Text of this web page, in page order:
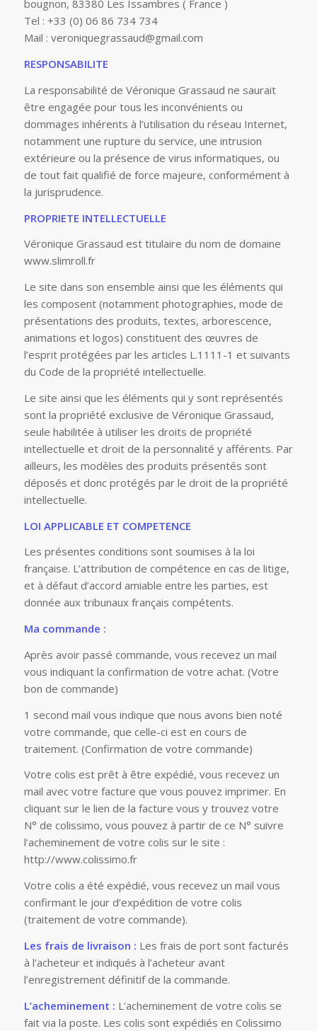
bougnon, 83380 Les Issambres ( France )
Tel : +33 (0) 06 86 734 734
Mail : veroniquegrassaud@gmail.com
RESPONSABILITE
La responsabilité de Véronique Grassaud ne saurait
être engagée pour tous les inconvénients ou
dommages inhérents à l’utilisation du réseau Internet,
notamment une rupture du service, une intrusion
extérieure ou la présence de virus informatiques, ou
de tout fait qualifié de force majeure, conformément à
la jurisprudence.
PROPRIETE INTELLECTUELLE
Véronique Grassaud est titulaire du nom de domaine
www.slimroll.fr
Le site dans son ensemble ainsi que les éléments qui
les composent (notamment photographies, mode de
présentations des produits, textes, arborescence,
animations et logos) constituent des œuvres de
l’esprit protégées par les articles L.1111-1 et suivants
du Code de la propriété intellectuelle.
Le site ainsi que les éléments qui y sont représentés
sont la propriété exclusive de Véronique Grassaud,
seule habilitée à utiliser les droits de propriété
intellectuelle et droit de la personnalité y afférents. Par
ailleurs, les modèles des produits présentés sont
déposés et donc protégés par le droit de la propriété
intellectuelle.
LOI APPLICABLE ET COMPETENCE
Les présentes conditions sont soumises à la loi
française. L’attribution de compétence en cas de litige,
et à défaut d’accord amiable entre les parties, est
donnée aux tribunaux français compétents.
Ma commande :
Après avoir passé commande, vous recevez un mail
vous indiquant la confirmation de votre achat. (Votre
bon de commande)
1 second mail vous indique que nous avons bien noté
votre commande, que celle-ci est en cours de
traitement. (Confirmation de votre commande)
Votre colis est prêt à être expédié, vous recevez un
mail avec votre facture que vous pouvez imprimer. En
cliquant sur le lien de la facture vous y trouvez votre
N° de colissimo, vous pouvez à partir de ce N° suivre
l’acheminement de votre colis sur le site :
http://www.colissimo.fr
Votre colis a été expédié, vous recevez un mail vous
confirmant le jour d’expédition de votre colis
(traitement de votre commande).
Les frais de livraison : Les frais de port sont facturés
à l’acheteur et indiqués à l’acheteur avant
l’enregistrement définitif de la commande.
L’acheminement : L’acheminement de votre colis se
fait via la poste. Les colis sont expédiés en Colissimo